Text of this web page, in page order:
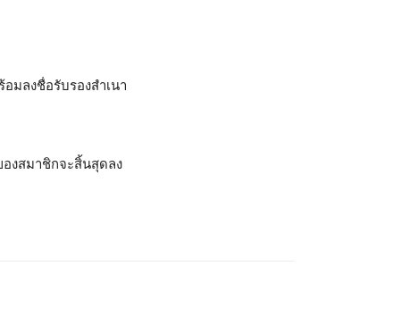
มลงชื่อรับรองสำเนา
งสมาชิกจะสิ้นสุดลง